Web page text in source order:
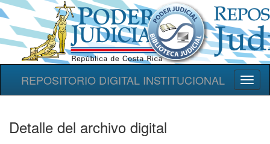
REPOSITORIO DIGITAL INSTITUCIONAL
Detalle del archivo digital